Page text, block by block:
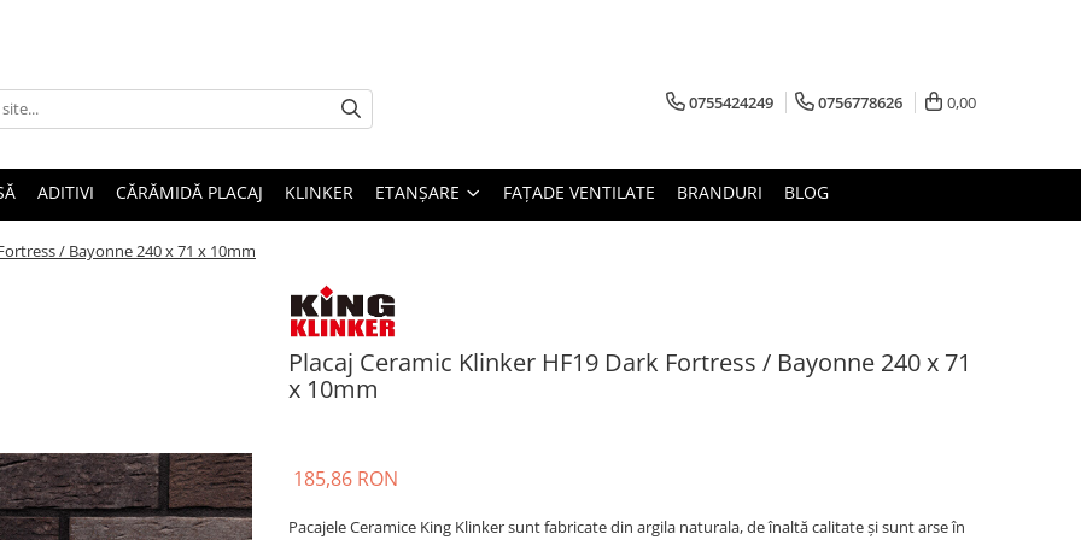
0755424249 0756778626 0,00
ADITIVI CĂRĂMIDĂ PLACAJ KLINKER ETANȘARE FAȚADE VENTILATE BRANDURI BLOG
/ Bayonne 240 x 71 x 10mm
Placaj Ceramic Klinker HF19 Dark Fortress / Bayonne 240 x 71
x 10mm
185,86 RON
Pacajele Ceramice King Klinker sunt fabricate din argila naturala, de înaltă calitate și sunt arse în